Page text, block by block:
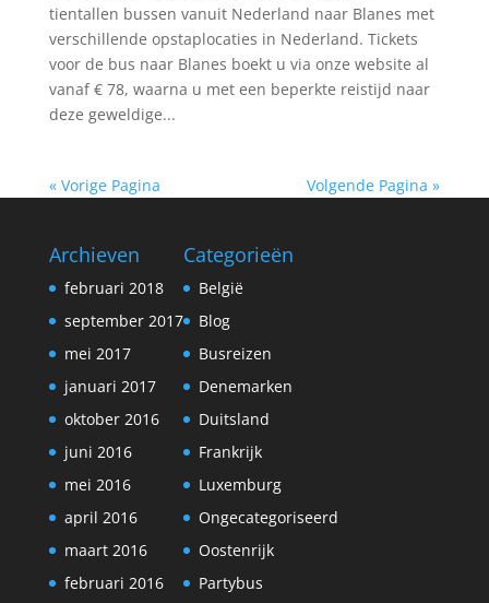
tientallen bussen vanuit Nederland naar Blanes met
verschillende opstaplocaties in Nederland. Tickets
voor de bus naar Blanes boekt u via onze website al
vanaf € 78, waarna u met een beperkte reistijd naar
deze geweldige...
« Vorige Pagina Volgende Pagina »
Archieven
februari 2018
september 2017
mei 2017
januari 2017
oktober 2016
juni 2016
mei 2016
april 2016
maart 2016
februari 2016
Categorieën
België
Blog
Busreizen
Denemarken
Duitsland
Frankrijk
Luxemburg
Ongecategoriseerd
Oostenrijk
Partybus